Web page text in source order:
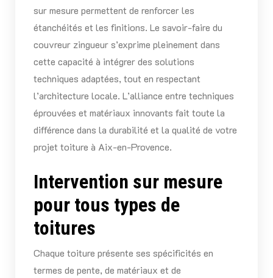
sur mesure permettent de renforcer les
étanchéités et les finitions. Le savoir-faire du
couvreur zingueur s’exprime pleinement dans
cette capacité à intégrer des solutions
techniques adaptées, tout en respectant
l’architecture locale. L’alliance entre techniques
éprouvées et matériaux innovants fait toute la
différence dans la durabilité et la qualité de votre
projet toiture à Aix-en-Provence.
Intervention sur mesure
pour tous types de
toitures
Chaque toiture présente ses spécificités en
termes de pente, de matériaux et de